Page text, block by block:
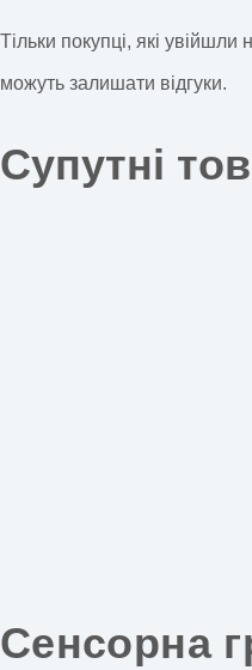
Тільки покупці, які
можуть залишати відгуки.
Супутні
Сенсорна